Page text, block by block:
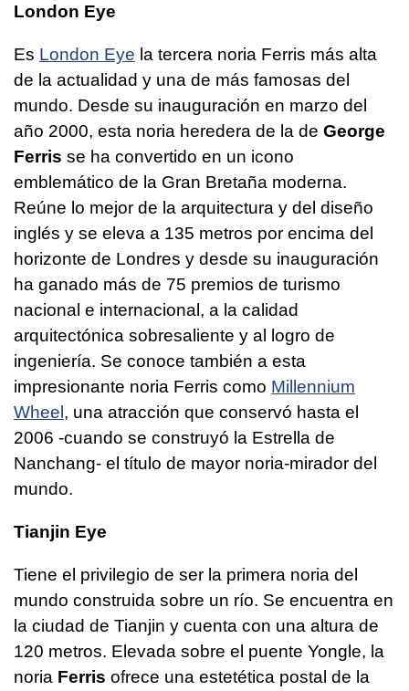
London Eye
Es London Eye la tercera noria Ferris más alta
de la actualidad y una de más famosas del
mundo. Desde su inauguración en marzo del
año 2000, esta noria heredera de la de George
Ferris se ha convertido en un icono
emblemático de la Gran Bretaña moderna.
Reúne lo mejor de la arquitectura y del diseño
inglés y se eleva a 135 metros por encima del
horizonte de Londres y desde su inauguración
ha ganado más de 75 premios de turismo
nacional e internacional, a la calidad
arquitectónica sobresaliente y al logro de
ingeniería. Se conoce también a esta
impresionante noria Ferris como Millennium
Wheel, una atracción que conservó hasta el
2006 -cuando se construyó la Estrella de
Nanchang- el título de mayor noria-mirador del
mundo.
Tianjin Eye
Tiene el privilegio de ser la primera noria del
mundo construida sobre un río. Se encuentra en
la ciudad de Tianjin y cuenta con una altura de
120 metros. Elevada sobre el puente Yongle, la
noria Ferris ofrece una estetética postal de la